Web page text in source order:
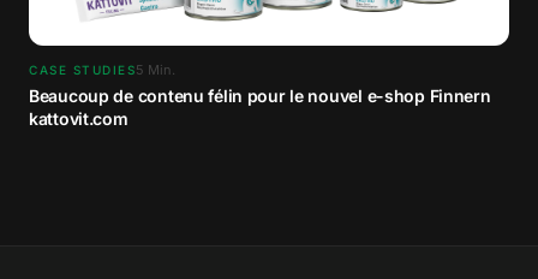
CASE STUDIES5 Min.
Beaucoup de contenu félin pour le nouvel e-shop Finnern
kattovit.com